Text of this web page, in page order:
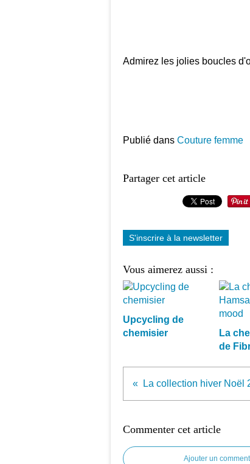
Admirez les jolies boucles
Publié dans Couture femme
Partager cet article
S'inscrire à la newsletter
Vous aimerez aussi :
Upcycling de
chemisier
La
de
La collection hiver Noël
Commenter cet article
Ajouter un